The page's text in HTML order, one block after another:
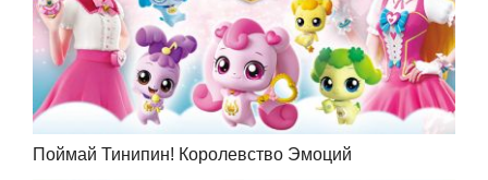
Поймай Тинипин! Королевство Эмоций